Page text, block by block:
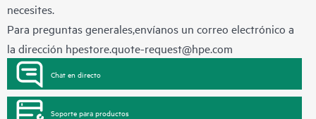
necesites.
Para preguntas generales,envíanos un correo electrónico a
la dirección hpestore.quote-request@hpe.com
Chat en directo
Soporte para productos